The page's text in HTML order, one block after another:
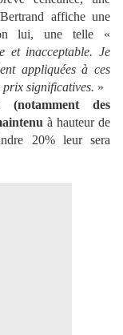
affiche une
lui, une telle «
et inacceptable. Je
appliquées à ces
prix significatives. »
(notamment des
à hauteur de
20% leur sera